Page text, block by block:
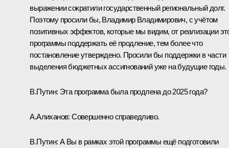
выражении сократили государственный региональный долг.
Поэтому просили бы, Владимир Владимирович, с учётом
позитивных эффектов, которые мы видим, от реализации
программы поддержать её продление, тем более что
постановление утверждено. Просили бы поддержки в части
выделения бюджетных ассигнований уже на будущие годы.
В.Путин: Эта программа была продлена до 2025 года?
А.Алиханов: Совершенно справедливо.
В.Путин: А Вы в рамках этой программы ещё подготовили